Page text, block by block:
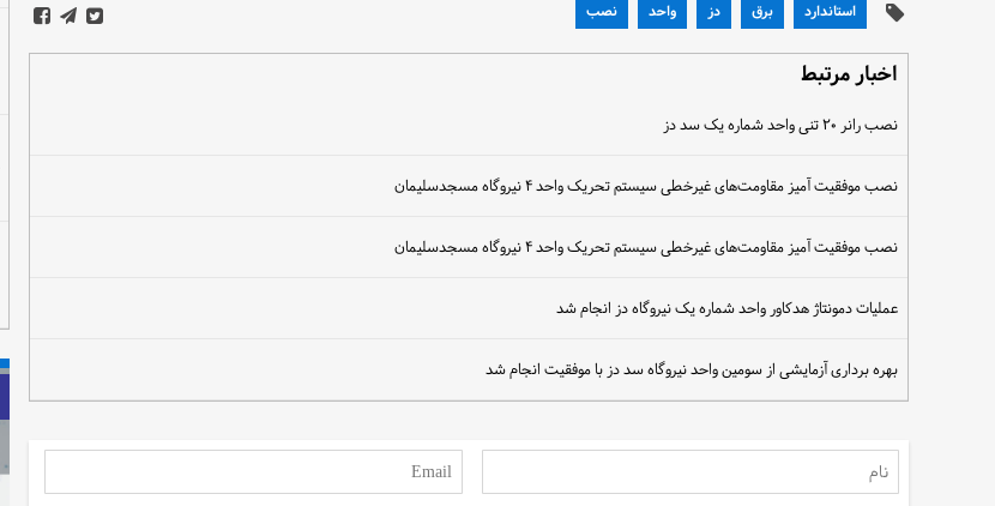
استاندارد برق دز واحد نصب
اخبار مرتبط
نصب رانر ۲۰ تنی واحد شماره یک سد دز
نصب موفقیت آمیز مقاومت‌های غیرخطی سیستم تحریک واحد ۴ نیروگاه مسجدسلیمان
نصب موفقیت آمیز مقاومت‌های غیرخطی سیستم تحریک واحد ۴ نیروگاه مسجدسلیمان
عملیات دمونتاژ هدکاور واحد شماره یک نیروگاه دز انجام شد
بهره برداری آزمایشی از سومین واحد نیروگاه سد دز با موفقیت انجام شد